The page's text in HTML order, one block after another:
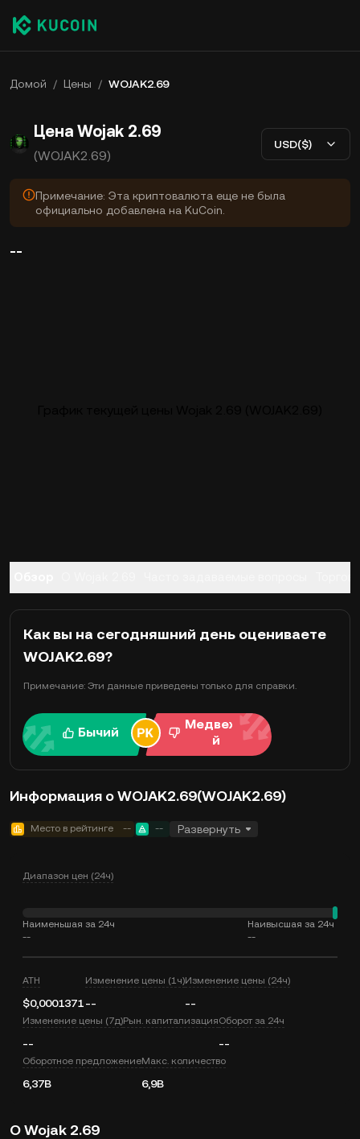
Домой / Цены / WOJAK2.69
Цена Wojak 2.69
(WOJAK2.69)
USD($)
Примечание: Эта криптовалюта еще не была
официально добавлена на KuCoin.
--
Как вы на сегодняшний день оцениваете
WOJAK2.69?
Примечание: Эти данные приведены только для справки.
Бычий
Медвежи
й
Информация о WOJAK2.69(WOJAK2.69)
Место в рейтинге -- -- Развернуть
Диапазон цен (24ч)
Наименьшая за 24ч
--
Наивысшая за 24ч
--
ATH
$0,0001371
Изменение цены (1ч)
--
Изменение цены (24ч)
--
Изменение цены (7д)
--
Рын. капитализацияОборот за 24ч
--
Оборотное предложение
6,37B
Макс. количество
6,9B
О Wojak 2.69